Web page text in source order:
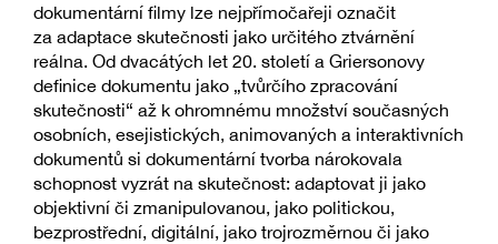
dokumentární filmy lze nejpřímočařeji označit
za adaptace skutečnosti jako určitého ztvárnění
reálna. Od dvacátých let 20. století a Griersonovy
definice dokumentu jako „tvůrčího zpracování
skutečnosti“ až k ohromnému množství současných
osobních, esejistických, animovaných a interaktivních
dokumentů si dokumentární tvorba nárokovala
schopnost vyzrát na skutečnost: adaptovat ji jako
objektivní či zmanipulovanou, jako politickou,
bezprostřední, digitální, jako trojrozměrnou či jako